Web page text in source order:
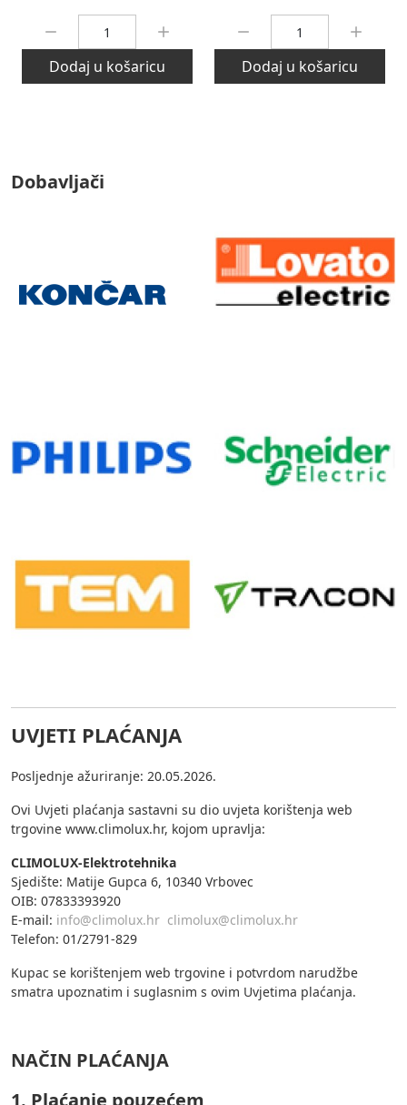
Dodaj u košaricu Dodaj u košaricu
Dobavljači
UVJETI PLAĆANJA
Posljednje ažuriranje: 20.05.2026.
Ovi Uvjeti plaćanja sastavni su dio uvjeta korištenja web
trgovine www.climolux.hr, kojom upravlja:
CLIMOLUX-Elektrotehnika
Sjedište: Matije Gupca 6, 10340 Vrbovec
OIB: 07833393920
E-mail: info@climolux.hr climolux@climolux.hr
Telefon: 01/2791-829
Kupac se korištenjem web trgovine i potvrdom narudžbe
smatra upoznatim i suglasnim s ovim Uvjetima plaćanja.
NAČIN PLAĆANJA
1. Plaćanje pouzećem